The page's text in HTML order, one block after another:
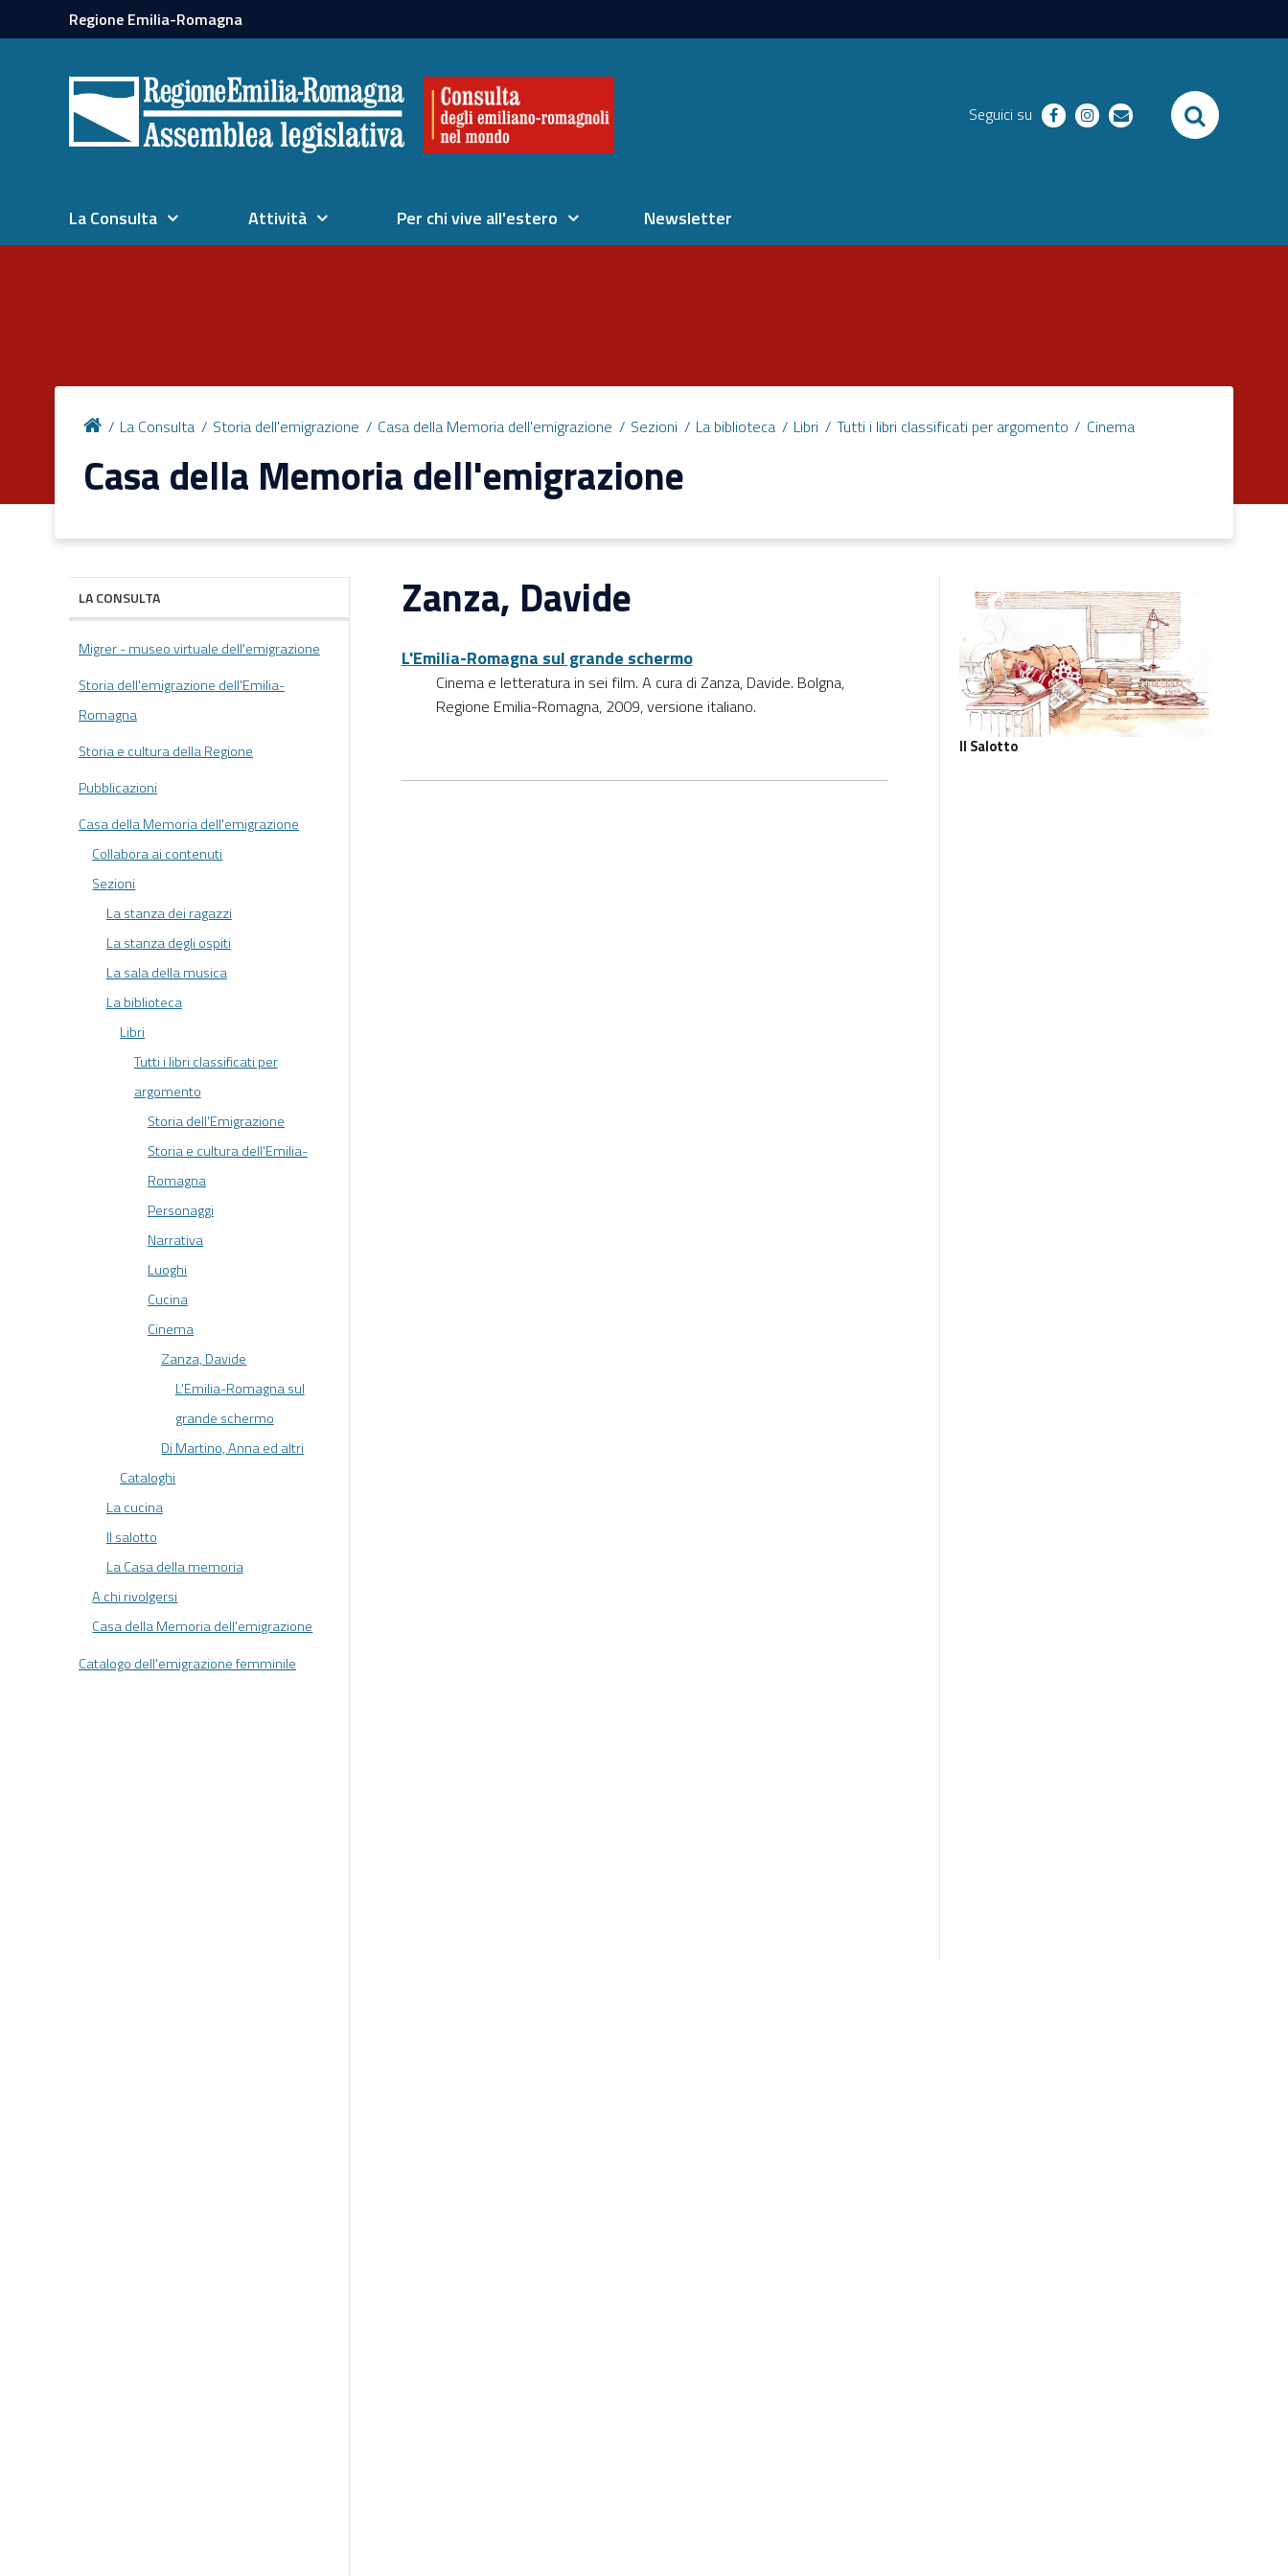
Regione Emilia-Romagna
Seguici su facebookinstagram
email SEARCH
La Consulta Attività Per chi vive all'estero Newsletter
La Consulta Storia dell'emigrazione Casa della Memoria dell'emigrazione Sezioni La biblioteca Libri Tutti i libri classificati per argomento Cinema
Casa della Memoria dell'emigrazione
Zanza, Davide
L'Emilia-Romagna sul grande schermo
Cinema e letteratura in sei film. A cura di Zanza, Davide. Bolgna,
Regione Emilia-Romagna, 2009, versione italiano.
LA CONSULTA
Migrer - museo virtuale dell'emigrazione
Storia dell'emigrazione dell'Emilia-
Romagna
Storia e cultura della Regione
Pubblicazioni
Casa della Memoria dell'emigrazione
Collabora ai contenuti
Sezioni
La stanza dei ragazzi
La stanza degli ospiti
La sala della musica
La biblioteca
Libri
Tutti i libri classificati per
argomento
Storia dell'Emigrazione
Storia e cultura dell'Emilia-
Romagna
Personaggi
Narrativa
Luoghi
Cucina
Cinema
Zanza, Davide
L'Emilia-Romagna sul
grande schermo
Di Martino, Anna ed altri
Cataloghi
La cucina
Il salotto
La Casa della memoria
A chi rivolgersi
Casa della Memoria dell'emigrazione
Catalogo dell'emigrazione femminile
Il Salotto